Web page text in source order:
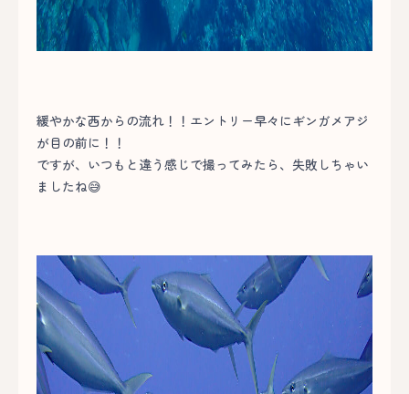
緩やかな西からの流れ！！エントリー早々にギンガメアジ
が目の前に！！
ですが、いつもと違う感じで撮ってみたら、失敗しちゃい
ましたね😅